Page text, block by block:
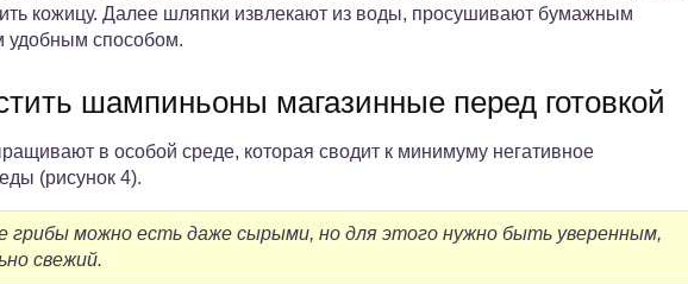
кожицу. Далее шляпки извлекают из воды, просушивают бумажным
удобным способом.
шампиньоны магазинные перед готовкой
в особой среде, которая сводит к минимуму негативное
(рисунок 4).
грибы можно есть даже сырыми, но для этого нужно быть уверенным,
свежий.